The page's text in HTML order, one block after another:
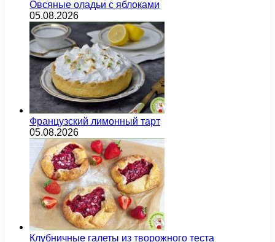
Овсяные оладьи с яблоками
05.08.2026
Французский лимонный тарт
05.08.2026
Клубничные галеты из творожного теста